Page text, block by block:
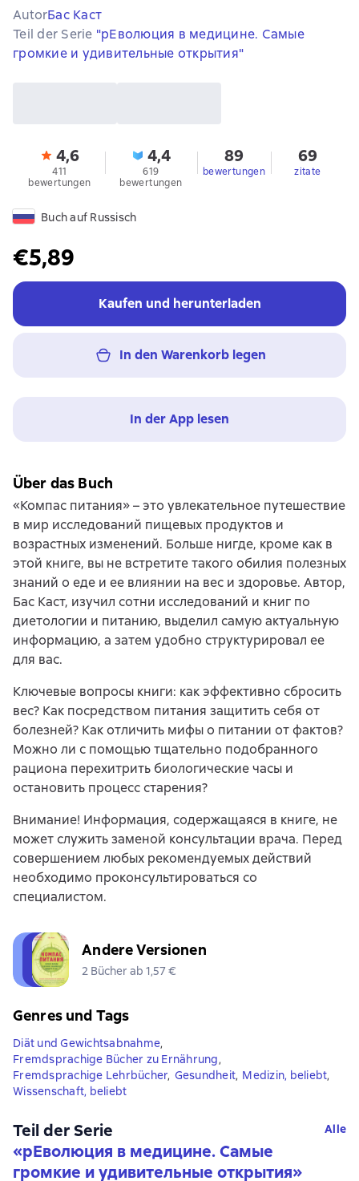
AutorБас Каст
Teil der Serie "рЕволюция в медицине. Самые
громкие и удивительные открытия"
4,6
411
bewertungen
4,4
619
bewertungen
89
bewertungen
69
zitate
Buch auf Russisch
€5,89
Kaufen und herunterladen
In den Warenkorb legen
In der App lesen
Über das Buch
«Компас питания» – это увлекательное путешествие
в мир исследований пищевых продуктов и
возрастных изменений. Больше нигде, кроме как в
этой книге, вы не встретите такого обилия полезных
знаний о еде и ее влиянии на вес и здоровье. Автор,
Бас Каст, изучил сотни исследований и книг по
диетологии и питанию, выделил самую актуальную
информацию, а затем удобно структурировал ее
для вас.
Ключевые вопросы книги: как эффективно сбросить
вес? Как посредством питания защитить себя от
болезней? Как отличить мифы о питании от фактов?
Можно ли с помощью тщательно подобранного
рациона перехитрить биологические часы и
остановить процесс старения?
Внимание! Информация, содержащаяся в книге, не
может служить заменой консультации врача. Перед
совершением любых рекомендуемых действий
необходимо проконсультироваться со
специалистом.
Andere Versionen
2 Bücher ab 1,57 €
Genres und Tags
Diät und Gewichtsabnahme,
Fremdsprachige Bücher zu Ernährung,
Fremdsprachige Lehrbücher, Gesundheit, Medizin, beliebt,
Wissenschaft, beliebt
Teil der Serie
«рЕволюция в медицине. Самые
громкие и удивительные открытия»
Alle